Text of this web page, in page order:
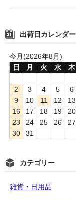
出荷日カレンダー
今月(2026年8月)
日
月 火 水 木
2
3 4 5 6
9
10 11 12 13
16
17 18 19 20
23
24 25 26 27
30
31
カテゴリー
雑貨・日用品